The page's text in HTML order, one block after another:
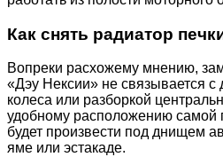
Как снять радиатор
Вопреки расхожему мнению,
«Дэу Нексии» не связывается
колеса или разборкой
удобному расположению самой
будет произвести под днищем
яме или эстакаде.